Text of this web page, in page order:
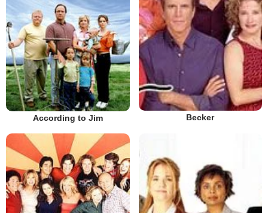
According to Jim Becker